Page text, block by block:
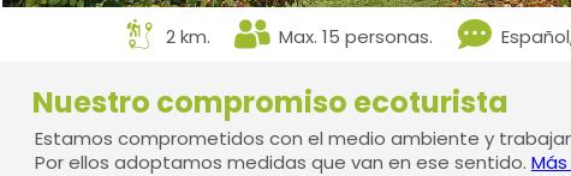
2 km. Max. 15 personas.
Nuestro compromiso ecoturista
Estamos comprometidos con el medio ambiente y
Por ellos adoptamos medidas que van en ese sentido.